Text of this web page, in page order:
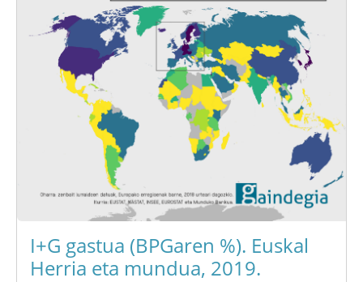
I+G gastua (BPGaren %). Euskal
Herria eta mundua, 2019.